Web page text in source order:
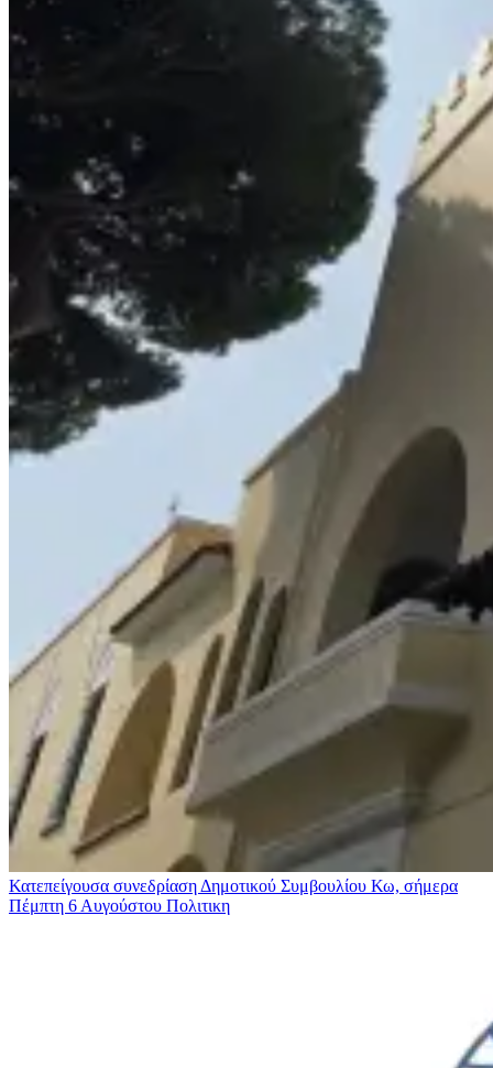
Κατεπείγουσα συνεδρίαση Δημοτικού Συμβουλίου Κω, σήμερα
Πέμπτη 6 Αυγούστου Πολιτικη